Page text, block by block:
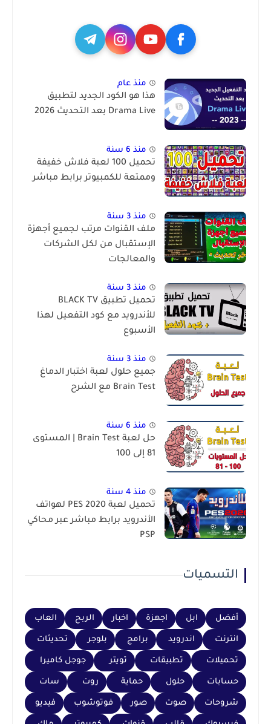
منذ عام
هذا هو الكود الجديد لتطبيق
Drama Live بعد التحديث 2026
منذ 6 سنة
تحميل 100 لعبة فلاش خفيفة
وممتعة للكمبيوتر برابط مباشر
منذ 3 سنة
ملف القنوات مرتب لجميع أجهزة
الإستقبال من لكل الشركات
والمعالجات
منذ 3 سنة
تحميل تطبيق BLACK TV
للأندرويد مع كود التفعيل لهذا
الأسبوع
منذ 3 سنة
جميع حلول لعبة اختبار الدماغ
Brain Test مع الشرح
منذ 6 سنة
حل لعبة Brain Test | المستوى
81 إلى 100
منذ 4 سنة
تحميل لعبة PES 2020 لهواتف
الأندرويد برابط مباشر عبر محاكي
PSP
التسميات
أفضل ابل اجهزة اخبار الربح العاب
انترنت اندرويد برامج بلوجر تحديثات
تحميلات تطبيقات تويتر جوجل كاميرا
حسابات حلول حماية روت سات
شروحات صوت صور فوتوشوب فيديو